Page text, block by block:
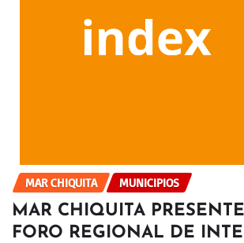
MAR CHIQUITA MUNICIPIOS
MAR CHIQUITA
FORO REGIONAL DE